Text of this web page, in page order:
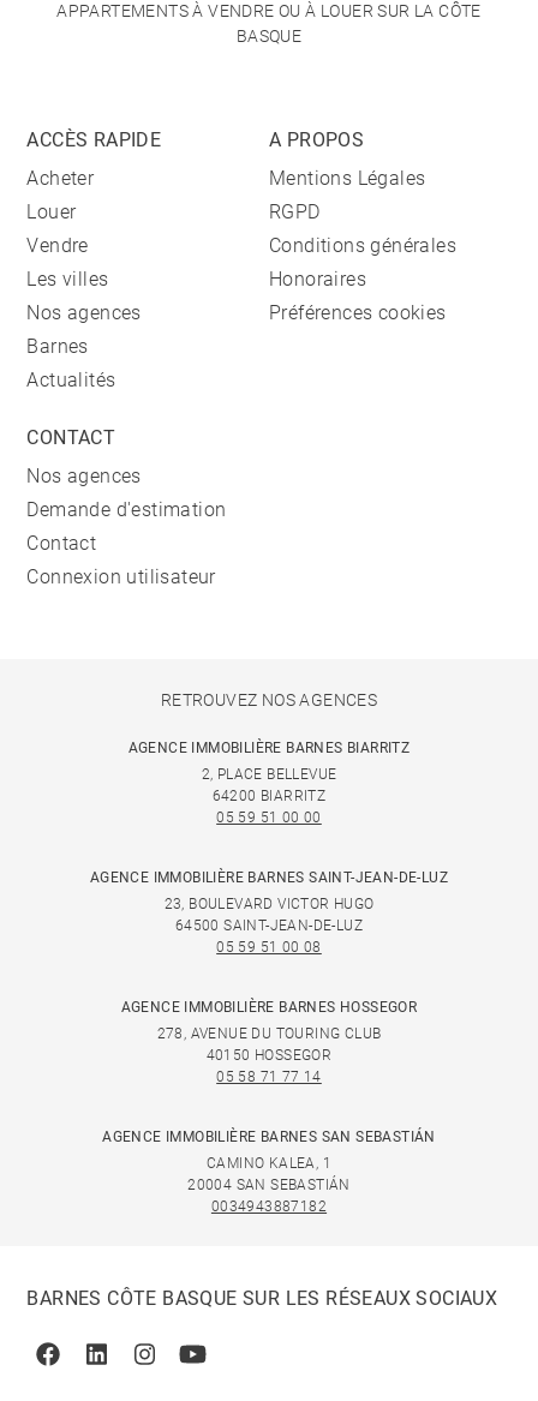
APPARTEMENTS À VENDRE OU À LOUER SUR LA CÔTE
BASQUE
ACCÈS RAPIDE
Acheter
Louer
Vendre
Les villes
Nos agences
Barnes
Actualités
A PROPOS
Mentions Légales
RGPD
Conditions générales
Honoraires
Préférences cookies
CONTACT
Nos agences
Demande d'estimation
Contact
Connexion utilisateur
RETROUVEZ NOS AGENCES
AGENCE IMMOBILIÈRE BARNES BIARRITZ
2, PLACE BELLEVUE
64200 BIARRITZ
05 59 51 00 00
AGENCE IMMOBILIÈRE BARNES SAINT-JEAN-DE-LUZ
23, BOULEVARD VICTOR HUGO
64500 SAINT-JEAN-DE-LUZ
05 59 51 00 08
AGENCE IMMOBILIÈRE BARNES HOSSEGOR
278, AVENUE DU TOURING CLUB
40150 HOSSEGOR
05 58 71 77 14
AGENCE IMMOBILIÈRE BARNES SAN SEBASTIÁN
CAMINO KALEA, 1
20004 SAN SEBASTIÁN
0034943887182
BARNES CÔTE BASQUE SUR LES RÉSEAUX SOCIAUX
FacebookLinkedinInstagramYoutube